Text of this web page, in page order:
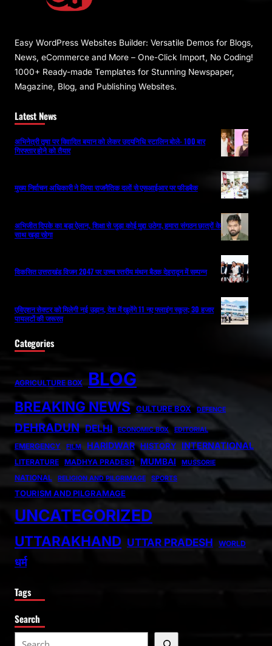
Easy WordPress Websites Builder: Versatile Demos for Blogs,
News, eCommerce and More – One-Click Import, No Coding!
1000+ Ready-made Templates for Stunning Newspaper,
Magazine, Blog, and Publishing Websites.
Latest News
अभिनेत्री तृषा पर विवादित बयान को लेकर उदयनिधि स्टालिन बोले- 100 बार
गिरफ्तार होने को तैयार
मुख्य निर्वाचन अधिकारी ने लिया राजनैतिक दलों से एसआईआर पर फीडबैक
अभिजीत दिपके का बड़ा ऐलान, शिक्षा से जुड़ा कोई मुद्दा उठेगा, हमारा संगठन छात्रों के
साथ खड़ा रहेगा
विकसित उत्तराखंड विजन 2047 पर उच्च स्तरीय मंथन बैठक देहरादून में सम्पन्न
एविएशन सेक्टर को मिलेगी नई उड़ान, देश में खुलेंगे 11 नए फ्लाइंग स्कूल; 30 हजार
पायलटों की जरूरत
Categories
AGRICULTURE BOX BLOG
BREAKING NEWS CULTURE BOX DEFENCE
DEHRADUN DELHI ECONOMIC BOX EDITORIAL
EMERGENCY FILM HARIDWAR HISTORY INTERNATIONAL
LITERATURE MADHYA PRADESH MUMBAI MUSSORIE
NATIONAL RELIGION AND PILGRIMAGE SPORTS
TOURISM AND PILGRAMAGE
UNCATEGORIZED
UTTARAKHAND UTTAR PRADESH WORLD
धर्म
Tags
Search